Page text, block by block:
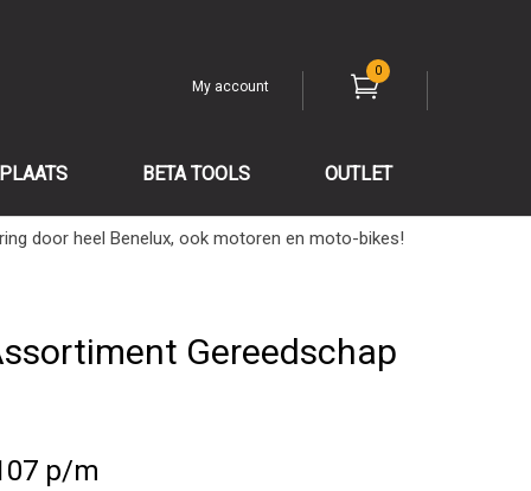
My account
0
BETA TOOLS OUTLET
door heel Benelux, ook motoren en moto-bikes!
Gereedschap
p/m